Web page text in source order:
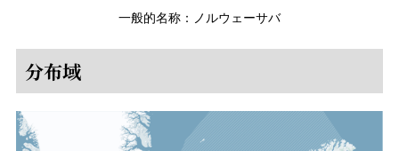
一般的名称：ノルウェーサバ
分布域